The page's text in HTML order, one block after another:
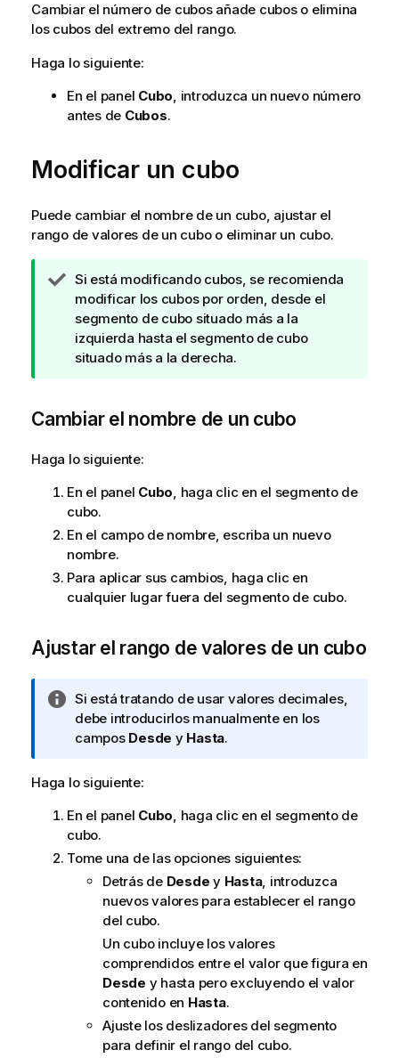
Cambiar el número de cubos añade cubos o elimina
los cubos del extremo del rango.
Haga lo siguiente:
En el panel Cubo, introduzca un nuevo número
antes de Cubos.
Modificar un cubo
Puede cambiar el nombre de un cubo, ajustar el
rango de valores de un cubo o eliminar un cubo.
N
o
t
a
d
u
e
e
n
c
i
a
Si está modificando cubos, se recomienda
modificar los cubos por orden, desde el
segmento de cubo situado más a la
izquierda hasta el segmento de cubo
situado más a la derecha.
Cambiar el nombre de un cubo
Haga lo siguiente:
En el panel Cubo , haga clic en el segmento de
cubo.
En el campo de nombre, escriba un nuevo
nombre.
Para aplicar sus cambios, haga clic en
cualquier lugar fuera del segmento de cubo.
Ajustar el rango de valores de un cubo
N
o
t
i
f
o
r
Si está tratando de usar valores decimales,
debe introducirlos manualmente en los
campos Desde y Hasta.
Haga lo siguiente:
En el panel Cubo , haga clic en el segmento de
cubo.
Tome una de las opciones siguientes:
Detrás de Desde y Hasta, introduzca
nuevos valores para establecer el rango
del cubo.
Un cubo incluye los valores
comprendidos entre el valor que figura en
Desde y hasta pero excluyendo el valor
contenido en Hasta.
Ajuste los deslizadores del segmento
para definir el rango del cubo.